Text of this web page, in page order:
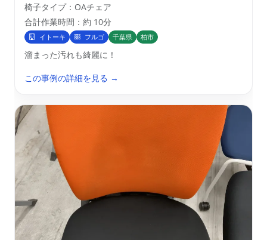
椅子タイプ：OAチェア
合計作業時間：約 10分
イトーキ フルゴ 千葉県 柏市
溜まった汚れも綺麗に！
この事例の詳細を見る →